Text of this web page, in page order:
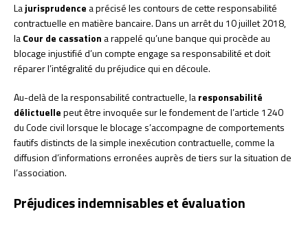
Lajurisprudence a précisé les contours de cette responsabilité
contractuelle en matière bancaire. Dans un arrêt du 10 juillet 2018,
laCour de cassation a rappelé qu’une banque qui procède au
blocage injustifié d’un compte engage sa responsabilité et doit
réparer l’intégralité du préjudice qui en découle.
Au-delà de la responsabilité contractuelle, laresponsabilité
délictuellepeut être invoquée sur le fondement de l’article 1240
du Code civil lorsque le blocage s’accompagne de comportements
fautifs distincts de la simple inexécution contractuelle, comme la
diffusion d’informations erronées auprès de tiers sur la situation de
l’association.
Préjudices indemnisables et évaluation